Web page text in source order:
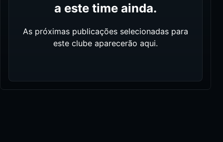
a este time ainda.
As próximas publicações selecionadas para
este clube aparecerão aqui.